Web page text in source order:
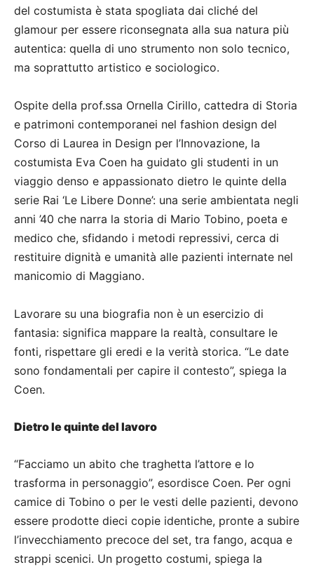
del costumista è stata spogliata dai cliché del
glamour per essere riconsegnata alla sua natura più
autentica: quella di uno strumento non solo tecnico,
ma soprattutto artistico e sociologico.
Ospite della prof.ssa Ornella Cirillo, cattedra di Storia
e patrimoni contemporanei nel fashion design del
Corso di Laurea in Design per l’Innovazione, la
costumista Eva Coen ha guidato gli studenti in un
viaggio denso e appassionato dietro le quinte della
serie Rai ‘Le Libere Donne’: una serie ambientata negli
anni ’40 che narra la storia di Mario Tobino, poeta e
medico che, sfidando i metodi repressivi, cerca di
restituire dignità e umanità alle pazienti internate nel
manicomio di Maggiano.
Lavorare su una biografia non è un esercizio di
fantasia: significa mappare la realtà, consultare le
fonti, rispettare gli eredi e la verità storica. “Le date
sono fondamentali per capire il contesto”, spiega la
Coen.
Dietro le quinte del lavoro
“Facciamo un abito che traghetta l’attore e lo
trasforma in personaggio”, esordisce Coen. Per ogni
camice di Tobino o per le vesti delle pazienti, devono
essere prodotte dieci copie identiche, pronte a subire
l’invecchiamento precoce del set, tra fango, acqua e
strappi scenici. Un progetto costumi, spiega la